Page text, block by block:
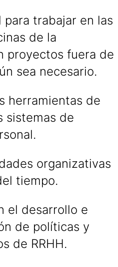
para trabajar en las
de la
proyectos fuera de
sea necesario.
herramientas de
sistemas de
organizativas
tiempo.
el desarrollo e
de políticas y
de RRHH.